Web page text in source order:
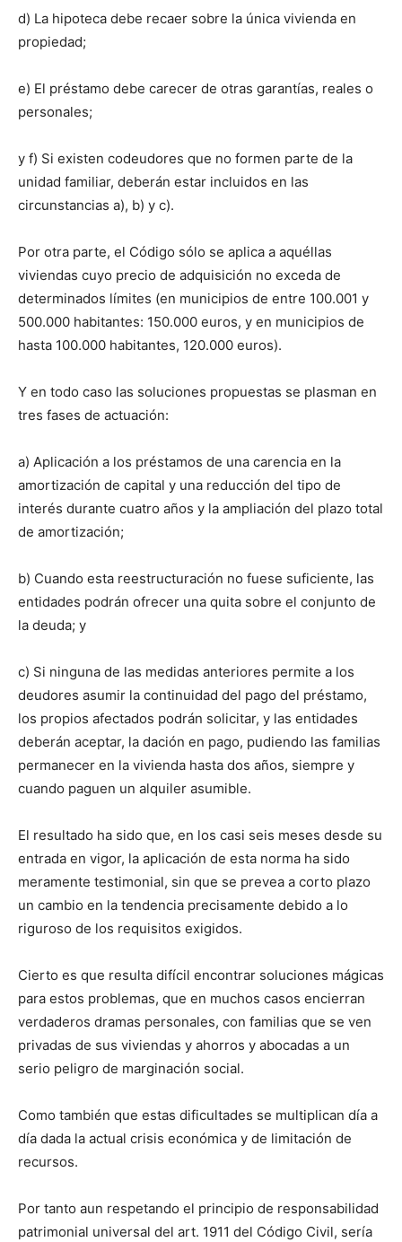
d) La hipoteca debe recaer sobre la única vivienda en
propiedad;
e) El préstamo debe carecer de otras garantías, reales o
personales;
y f) Si existen codeudores que no formen parte de la
unidad familiar, deberán estar incluidos en las
circunstancias a), b) y c).
Por otra parte, el Código sólo se aplica a aquéllas
viviendas cuyo precio de adquisición no exceda de
determinados límites (en municipios de entre 100.001 y
500.000 habitantes: 150.000 euros, y en municipios de
hasta 100.000 habitantes, 120.000 euros).
Y en todo caso las soluciones propuestas se plasman en
tres fases de actuación:
a) Aplicación a los préstamos de una carencia en la
amortización de capital y una reducción del tipo de
interés durante cuatro años y la ampliación del plazo total
de amortización;
b) Cuando esta reestructuración no fuese suficiente, las
entidades podrán ofrecer una quita sobre el conjunto de
la deuda; y
c) Si ninguna de las medidas anteriores permite a los
deudores asumir la continuidad del pago del préstamo,
los propios afectados podrán solicitar, y las entidades
deberán aceptar, la dación en pago, pudiendo las familias
permanecer en la vivienda hasta dos años, siempre y
cuando paguen un alquiler asumible.
El resultado ha sido que, en los casi seis meses desde su
entrada en vigor, la aplicación de esta norma ha sido
meramente testimonial, sin que se prevea a corto plazo
un cambio en la tendencia precisamente debido a lo
riguroso de los requisitos exigidos.
Cierto es que resulta difícil encontrar soluciones mágicas
para estos problemas, que en muchos casos encierran
verdaderos dramas personales, con familias que se ven
privadas de sus viviendas y ahorros y abocadas a un
serio peligro de marginación social.
Como también que estas dificultades se multiplican día a
día dada la actual crisis económica y de limitación de
recursos.
Por tanto aun respetando el principio de responsabilidad
patrimonial universal del art. 1911 del Código Civil, sería